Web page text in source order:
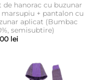
de hanorac cu buzunar
+ pantalon cu
aplicat (Bumbac
semisubtire)
lei